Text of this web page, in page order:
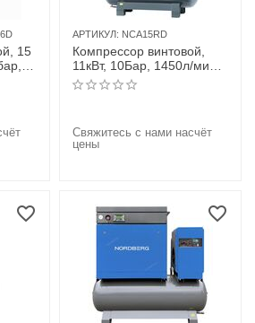
15
АРТИКУЛ: NCA15RD
Компрессор винтовой,
11кВт, 10Бар, 1450л/мин,
ресивер 500л
Свяжитесь с нами насчёт
цены